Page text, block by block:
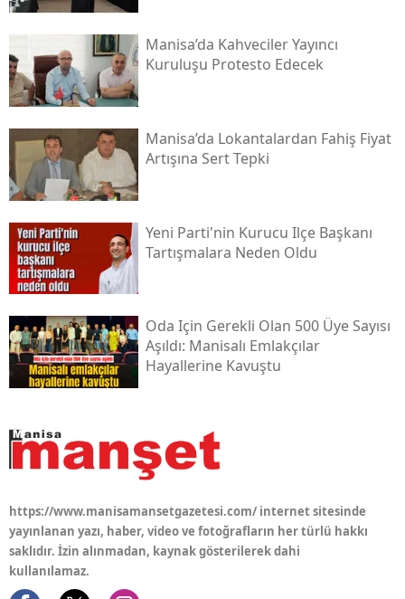
Manisa’da Kahveciler Yayıncı
Kuruluşu Protesto Edecek
Manisa’da Lokantalardan Fahiş Fiyat
Artışına Sert Tepki
Yeni Parti'nin Kurucu Ilçe Başkanı
Tartışmalara Neden Oldu
Oda Için Gerekli Olan 500 Üye Sayısı
Aşıldı: Manisalı Emlakçılar
Hayallerine Kavuştu
https://www.manisamansetgazetesi.com/ internet sitesinde
yayınlanan yazı, haber, video ve fotoğrafların her türlü hakkı
saklıdır. İzin alınmadan, kaynak gösterilerek dahi
kullanılamaz.